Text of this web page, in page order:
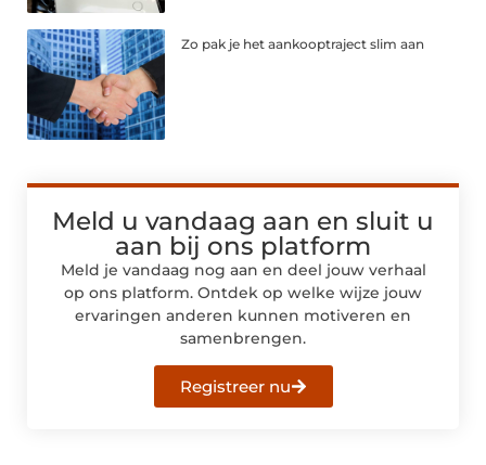
Zo pak je het aankooptraject slim aan
Meld u vandaag aan en sluit u
aan bij ons platform
Meld je vandaag nog aan en deel jouw verhaal
op ons platform. Ontdek op welke wijze jouw
ervaringen anderen kunnen motiveren en
samenbrengen.
Registreer nu